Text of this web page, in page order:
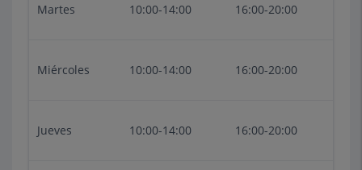
Martes 10:00-14:00 16:00-20:00
Miércoles 10:00-14:00 16:00-20:00
Jueves 10:00-14:00 16:00-20:00